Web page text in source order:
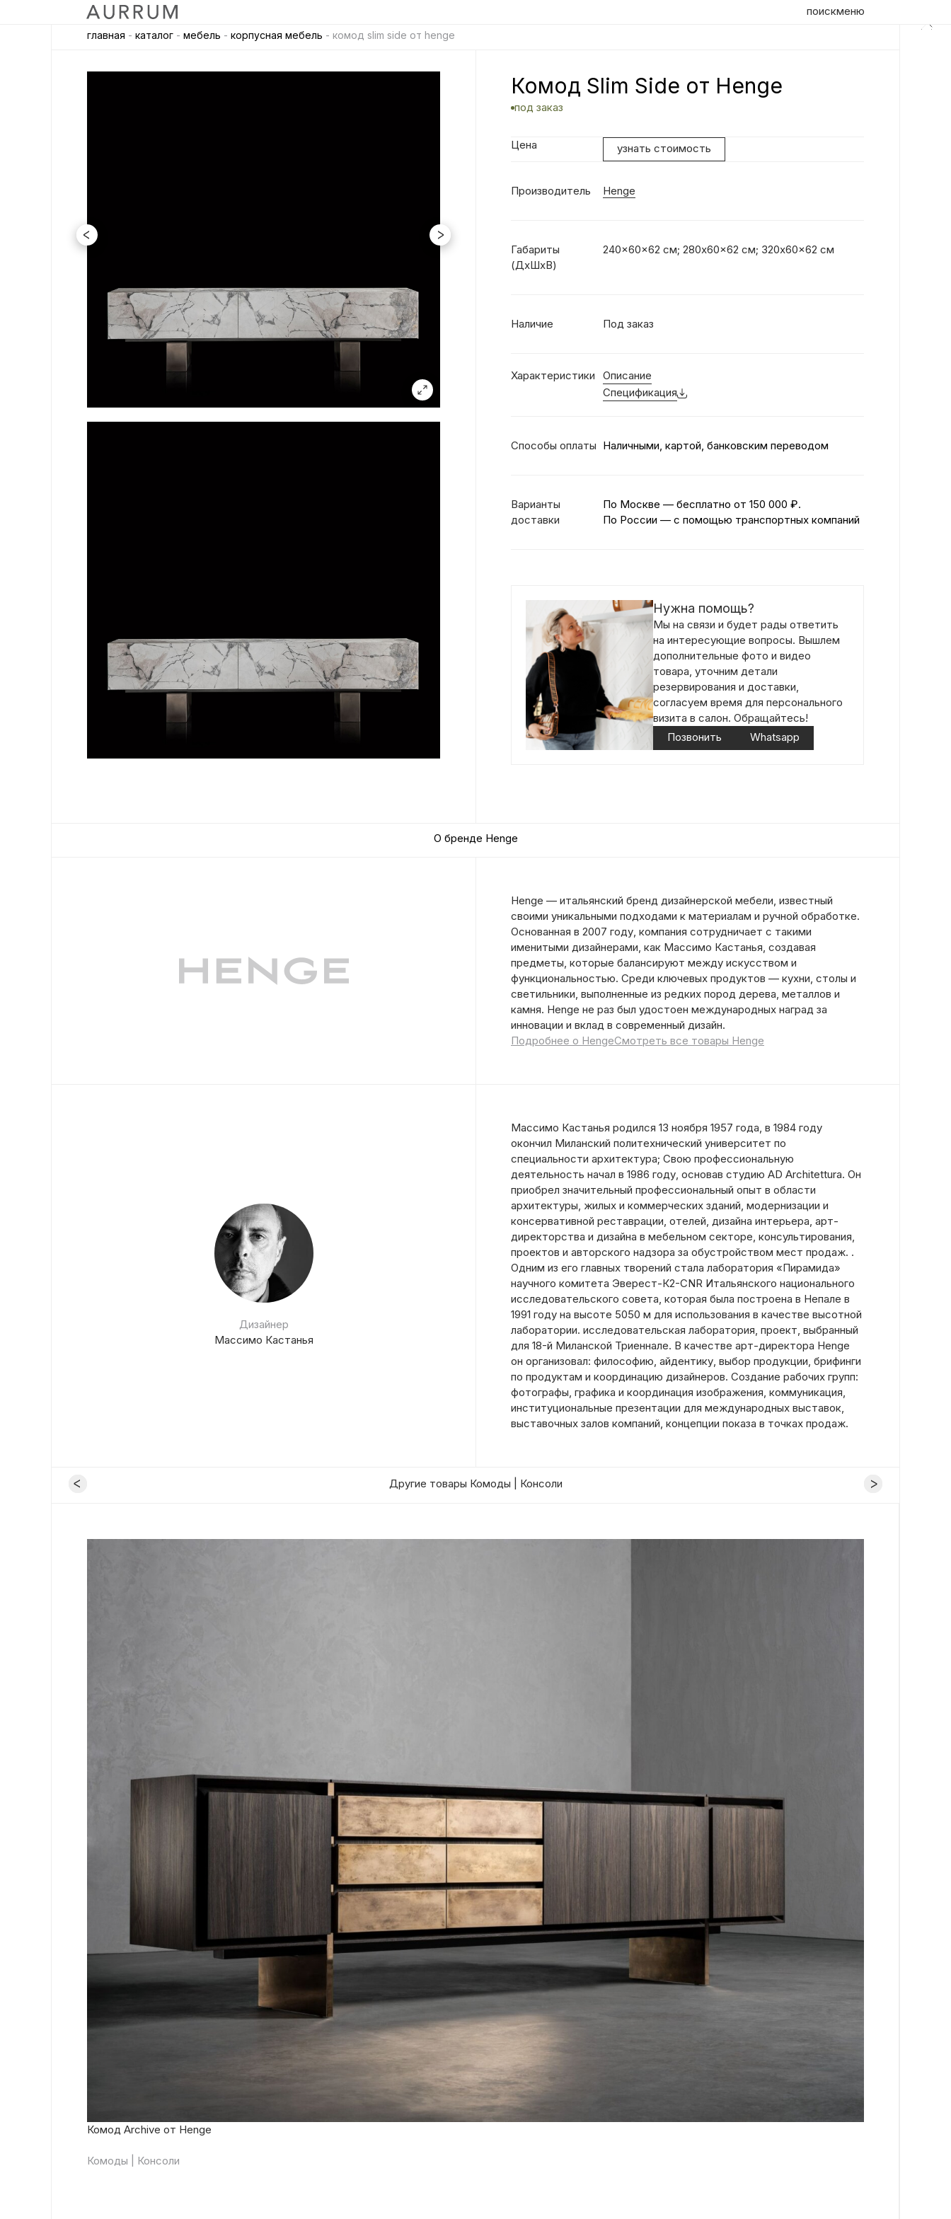
поискменю
главная - каталог - мебель - корпусная мебель - комод slim side от henge
Комод Slim Side от Henge
под заказ
Цена узнать стоимость
Производитель Henge
Габариты
(ДхШхВ)
240x60x62 см; 280x60x62 см; 320x60x62 см
Наличие Под заказ
Характеристики
Описание
Спецификация
Способы оплаты Наличными, картой, банковским переводом
Варианты
доставки
По Москве — бесплатно от 150 000 ₽.
По России — с помощью транспортных компаний
Нужна помощь?
Мы на связи и будет рады ответить
на интересующие вопросы. Вышлем
дополнительные фото и видео
товара, уточним детали
резервирования и доставки,
согласуем время для персонального
визита в салон. Обращайтесь!
Позвонить
Whatsapp
О бренде Henge
Henge — итальянский бренд дизайнерской мебели, известный
своими уникальными подходами к материалам и ручной обработке.
Основанная в 2007 году, компания сотрудничает с такими
именитыми дизайнерами, как Массимо Кастанья, создавая
предметы, которые балансируют между искусством и
функциональностью. Среди ключевых продуктов — кухни, столы и
светильники, выполненные из редких пород дерева, металлов и
камня. Henge не раз был удостоен международных наград за
инновации и вклад в современный дизайн.
Подробнее о HengeСмотреть все товары Henge
Дизайнер
Массимо Кастанья
Массимо Кастанья родился 13 ноября 1957 года, в 1984 году
окончил Миланский политехнический университет по
специальности архитектура; Свою профессиональную
деятельность начал в 1986 году, основав студию AD Architettura. Он
приобрел значительный профессиональный опыт в области
архитектуры, жилых и коммерческих зданий, модернизации и
консервативной реставрации, отелей, дизайна интерьера, арт-
директорства и дизайна в мебельном секторе, консультирования,
проектов и авторского надзора за обустройством мест продаж. .
Одним из его главных творений стала лаборатория «Пирамида»
научного комитета Эверест-К2-CNR Итальянского национального
исследовательского совета, которая была построена в Непале в
1991 году на высоте 5050 м для использования в качестве высотной
лаборатории. исследовательская лаборатория, проект, выбранный
для 18-й Миланской Триеннале. В качестве арт-директора Henge
он организовал: философию, айдентику, выбор продукции, брифинги
по продуктам и координацию дизайнеров. Создание рабочих групп:
фотографы, графика и координация изображения, коммуникация,
институциональные презентации для международных выставок,
выставочных залов компаний, концепции показа в точках продаж.
Другие товары Комоды | Консоли
Комод Archive от Henge
Комоды | Консоли